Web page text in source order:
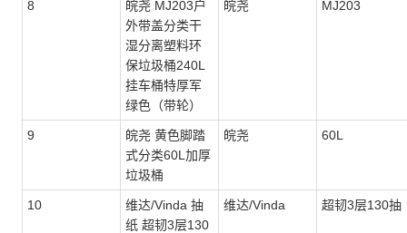
8
皖尧 MJ203户
外带盖分类干
湿分离塑料环
保垃圾桶240L
挂车桶特厚军
绿色（带轮）
皖尧 MJ203
9
皖尧 黄色脚踏
式分类60L加厚
垃圾桶
皖尧 60L
10
维达/Vinda 抽
纸 超韧3层130
维达/Vinda 超韧3层130抽